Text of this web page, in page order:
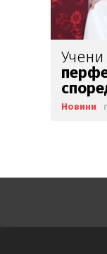
620
Новини